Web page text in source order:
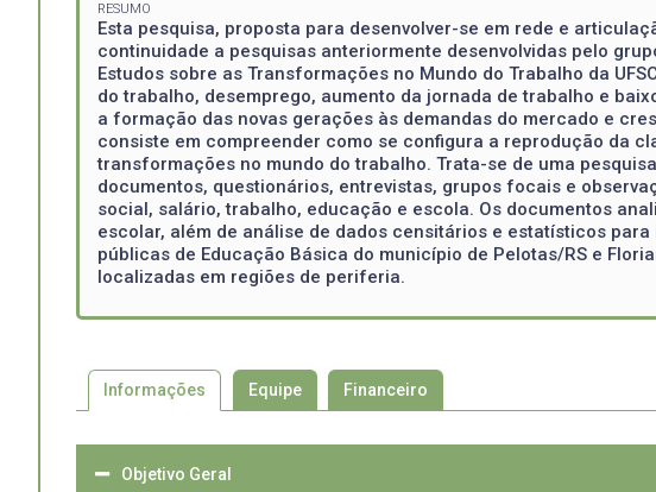
RESUMO
Esta pesquisa, proposta para desenvolver-se em rede e
continuidade a pesquisas anteriormente desenvolvidas pelo
Estudos sobre as Transformações no Mundo do Trabalho da
do trabalho, desemprego, aumento da jornada de trabalho e
a formação das novas gerações às demandas do mercado e
consiste em compreender como se configura a reprodução da
transformações no mundo do trabalho. Trata-se de uma
documentos, questionários, entrevistas, grupos focais e
social, salário, trabalho, educação e escola. Os documentos
escolar, além de análise de dados censitários e estatísticos
públicas de Educação Básica do município de Pelotas/RS e
localizadas em regiões de periferia.
Informações Equipe Financeiro
Objetivo Geral